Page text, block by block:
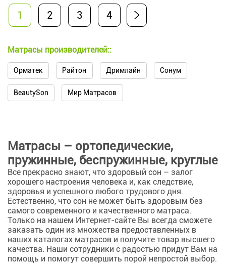
1 2 3 4
Матрасы производителей::
Орматек Райтон Дримлайн Сонум
BeautySon Мир Матрасов
Матрасы – ортопедические,
пружинные, беспружинные, круглые
Все прекрасно знают, что здоровый сон – залог
хорошего настроения человека и, как следствие,
здоровья и успешного любого трудового дня.
Естественно, что сон не может быть здоровым без
самого современного и качественного матраса.
Только на нашем Интернет-сайте Вы всегда сможете
заказать один из множества предоставленных в
наших каталогах матрасов и получите товар высшего
качества. Наши сотрудники с радостью придут Вам на
помощь и помогут совершить порой непростой выбор.